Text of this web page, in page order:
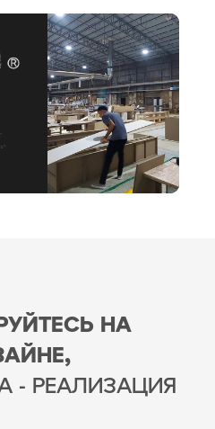
НА
- РЕАЛИЗАЦИЯ